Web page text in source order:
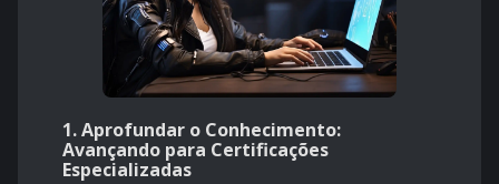
1.Aprofundar o Conhecimento:
Avançando para Certificações
Especializadas